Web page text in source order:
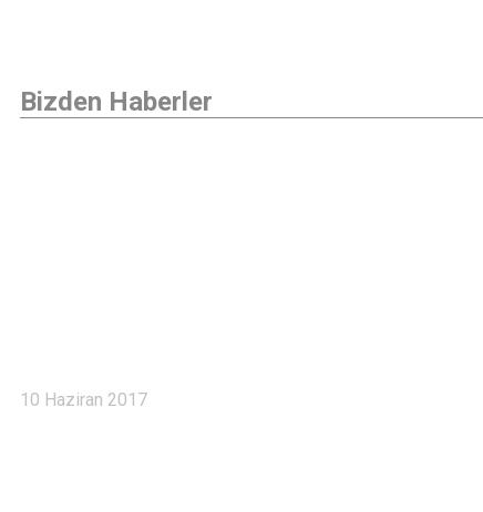
Bizden Haberler
10 Haziran 2017